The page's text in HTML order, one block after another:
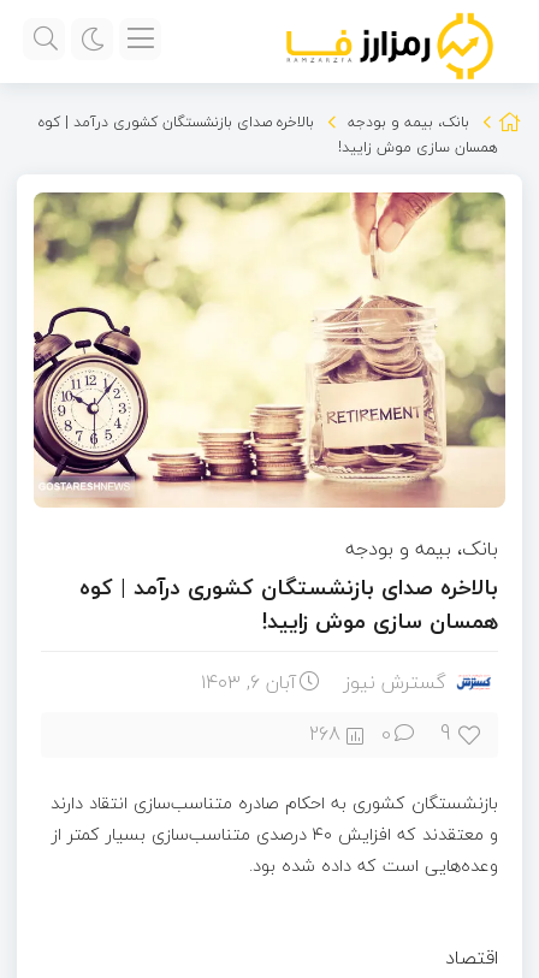
بانک، بیمه و بودجه
بالاخره صدای بازنشستگان کشوری درآمد | کوه
همسان سازی موش زایید!
بانک، بیمه و بودجه
بالاخره صدای بازنشستگان کشوری درآمد | کوه
همسان سازی موش زایید!
گسترش نیوز آبان ۶, ۱۴۰۳
9
0
268
بازنشستگان کشوری به احکام صادره متناسب‌سازی انتقاد دارند
و معتقدند که افزایش ۴۰ درصدی متناسب‌سازی بسیار کمتر از
وعده‌هایی است که داده شده بود.
اقتصاد